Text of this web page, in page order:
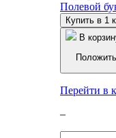
Полевой
Купить в 1
В
Перейти в
–